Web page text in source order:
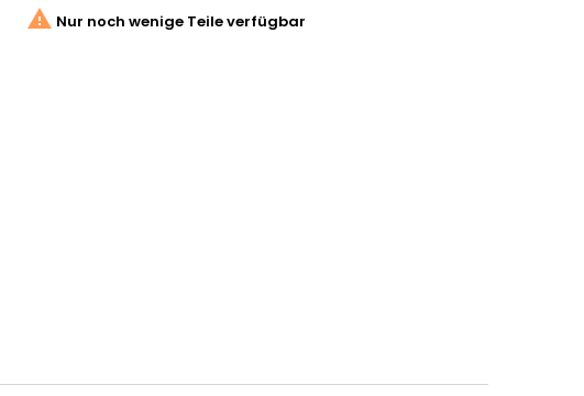
 Nur noch wenige Teile verfügbar